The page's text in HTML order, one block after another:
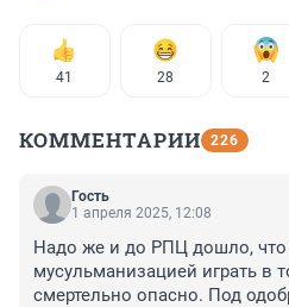
41 28 2
КОММЕНТАРИИ 226
Гость
1 апреля 2025, 12:08
Надо же и до РПЦ дошло, что
мусульманизацией играть в
смертельно опасно. Под